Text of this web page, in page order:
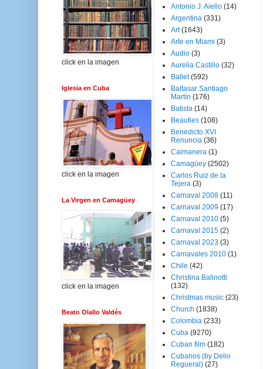
click en la imagen
Iglesia en Cuba
click en la imagen
La Virgen en Camagüey
click en la imagen
Beato Olallo Valdés
Antonio J. Aiello (14)
Argentina (331)
Art (1643)
Arte en Miami (3)
Audio (3)
Aurelia Castillo (32)
Ballet (592)
Baltasar Santiago
Martín (176)
Batista (14)
Beauties (108)
Benedicto XVI
Renuncia (36)
Caimanera (1)
Camagüey (2502)
Carlos Ruiz de la
Tejera (3)
Carnaval 2008 (11)
Carnaval 2009 (17)
Carnaval 2010 (5)
Carnaval 2015 (2)
Carnaval 2023 (3)
Carnavales 2010 (1)
Chile (42)
Christina Balinotti
(132)
Christmas music (23)
Church (1838)
Colombia (233)
Cuba (9270)
Cuban film (182)
Cubanos (by Delio
Regueral) (27)